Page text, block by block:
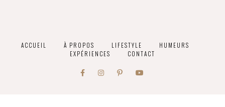
ACCUEIL À PROPOS LIFESTYLE
HUMEURS
EXPÉRIENCES
CONTACT